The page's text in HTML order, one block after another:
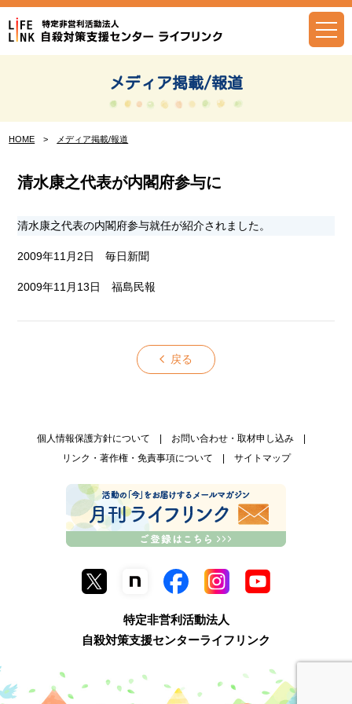
Skip
メディア掲載/報道
HOME > メディア掲載/報道
清水康之代表が内閣府参与に
清水康之代表の内閣府参与就任が紹介されました。
2009年11月2日 毎日新聞
2009年11月13日 福島民報
戻る
個人情報保護方針について
お問い合わせ・取材申し込み
リンク・著作権・免責事項について
サイトマップ
特定非営利活動法人
自殺対策支援センターライフリンク